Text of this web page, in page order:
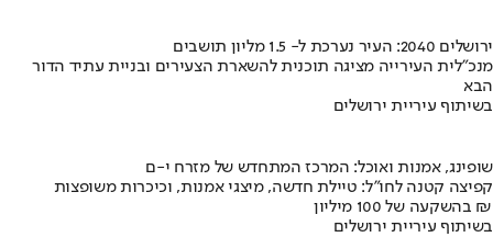
ירושלים 2040: העיר נערכת ל- 1.5 מליון תושבים
מנכ"לית העירייה מציגה תוכנית להשארת הצעירים ובניית עתיד הדור
הבא
בשיתוף עיריית ירושלים
שופינג, אמנות ואוכל: המרכז המתחדש של מזרח י-ם
קפיצה קטנה לחו"ל: טיילת חדשה, מיצגי אמנות, וכיכרות משופצות
בהשקעה של 100 מיליון ₪
בשיתוף עיריית ירושלים